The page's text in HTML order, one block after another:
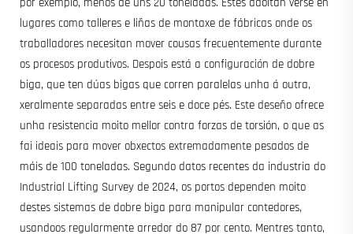
lugares como talleres e liñas de montaxe de fábricas onde os
traballadores necesitan mover cousas frecuentemente durante
os procesos produtivos. Despois está a configuración de dobre
biga, que ten dúas bigas que corren paralelas unha á outra,
xeralmente separadas entre seis e doce pés. Este deseño ofrece
unha resistencia moito mellor contra forzas de torsión, o que as
fai ideais para mover obxectos extremadamente pesados de
máis de 100 toneladas. Segundo datos recentes da industria do
Industrial Lifting Survey de 2024, os portos dependen moito
destes sistemas de dobre biga para manipular contedores,
usandoos regularmente arredor do 87 por cento. Mentres tanto,